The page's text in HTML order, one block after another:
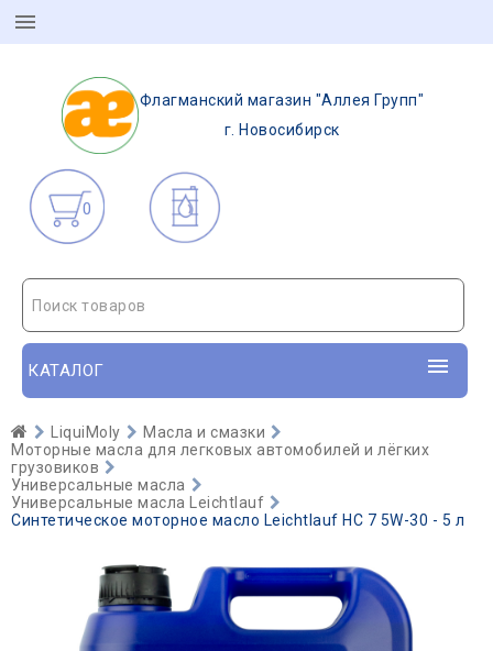
Флагманский магазин "Аллея Групп"
г. Новосибирск
0
Поиск товаров
КАТАЛОГ
LiquiMoly
Масла и смазки
Моторные масла для легковых автомобилей и лёгких
грузовиков
Универсальные масла
Универсальные масла Leichtlauf
Синтетическое моторное масло Leichtlauf HC 7 5W-30 - 5 л